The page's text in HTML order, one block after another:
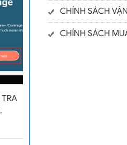
CHÍNH SÁCH
CHÍNH SÁCH